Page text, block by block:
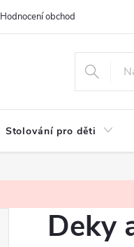
Hodnocení obchodu Jak
Stolování pro děti
Deky